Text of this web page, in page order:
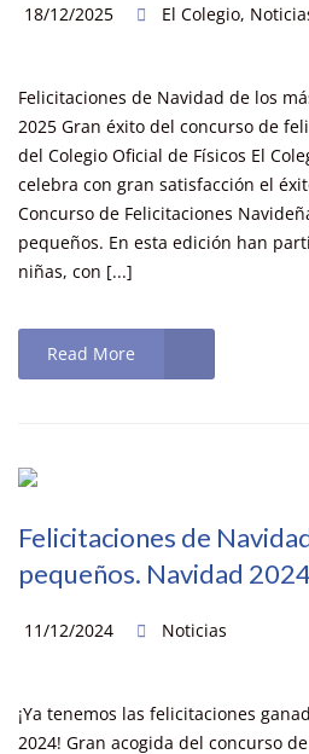
18/12/2025 El Colegio,
Felicitaciones de Navidad de los
2025 Gran éxito del concurso de
del Colegio Oficial de Físicos El
celebra con gran satisfacción el
Concurso de Felicitaciones
pequeños. En esta edición han
niñas, con [...]
Read More
Felicitaciones de
pequeños. Navidad 2024
11/12/2024 Noticias
¡Ya tenemos las felicitaciones
2024! Gran acogida del concurso